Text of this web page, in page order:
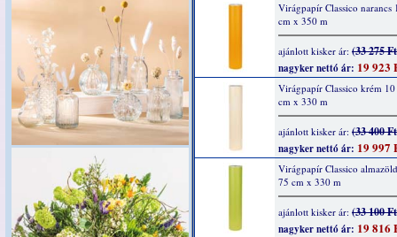
Virágpapír Classico narancs
cm x 350 m
ajánlott kisker ár: (33 275
nagyker nettó ár: 19 923
Virágpapír Classico krém
cm x 330 m
ajánlott kisker ár: (33 400
nagyker nettó ár: 19 997
Virágpapír Classico
75 cm x 330 m
ajánlott kisker ár: (33 100
nagyker nettó ár: 19 816